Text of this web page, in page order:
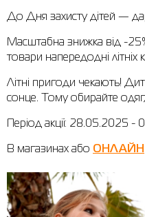
Сорочки
Толстовки
Футболки
Фітнес та йога
Шарфи
Skechers
Under Armour
WHS
Напівчеревики
Бренди
adidas
Puma
Radder
До Дня захисту дітей —
Масштабна знижка від -25%
товари напередодні літніх
Літні пригоди чекають!
сонце. Тому обирайте
Період акції: 28.05.2025 -
В магазинах або ОНЛАЙН